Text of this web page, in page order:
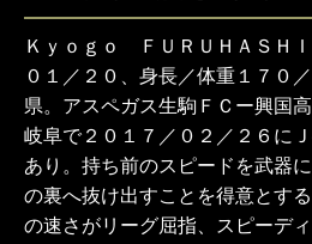
Ｋｙｏｇｏ ＦＵＲＵＨＡＳＨ
０１／２０、身長／体重１７０
県。アスペガス生駒ＦＣー興国
岐阜で２０１７／０２／２６に
あり。持ち前のスピードを武器
の裏へ抜け出すことを得意とす
の速さがリーグ屈指、スピーデ